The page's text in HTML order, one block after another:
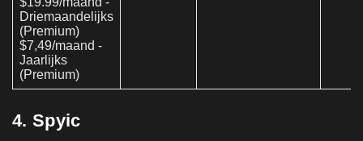
Driemaandelijks
(Premium)
$7,49/maand -
Jaarlijks
(Premium)
4. Spyic